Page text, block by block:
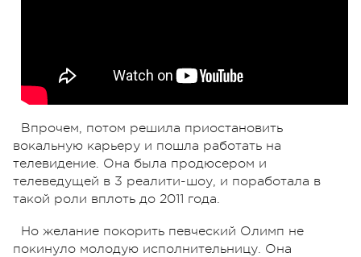
Впрочем, потом решила приостановить
вокальную карьеру и пошла работать на
телевидение. Она была продюсером и
телеведущей в 3 реалити-шоу, и поработала в
такой роли вплоть до 2011 года.
Но желание покорить певческий Олимп не
покинуло молодую исполнительницу. Она